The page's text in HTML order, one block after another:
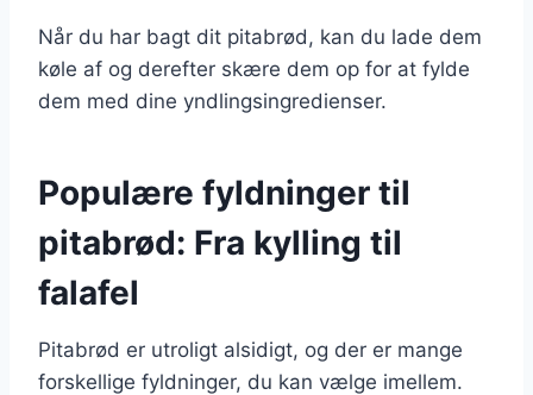
Når du har bagt dit pitabrød, kan du lade dem
køle af og derefter skære dem op for at fylde
dem med dine yndlingsingredienser.
Populære fyldninger til
pitabrød: Fra kylling til
falafel
Pitabrød er utroligt alsidigt, og der er mange
forskellige fyldninger, du kan vælge imellem.